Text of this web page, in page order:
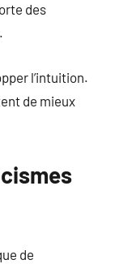
des
l’intuition.
de mieux
de